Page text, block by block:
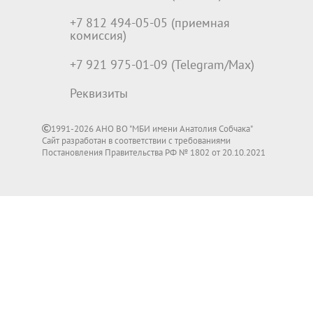
+7 812 494-05-05 (приемная
комиссия)
+7 921 975-01-09 (Telegram/Max)
Реквизиты
1991-2026 АНО ВО "МБИ имени Анатолия Собчака"
Сайт разработан в соответствии с требованиями
Постановления Правительства РФ № 1802 от 20.10.2021